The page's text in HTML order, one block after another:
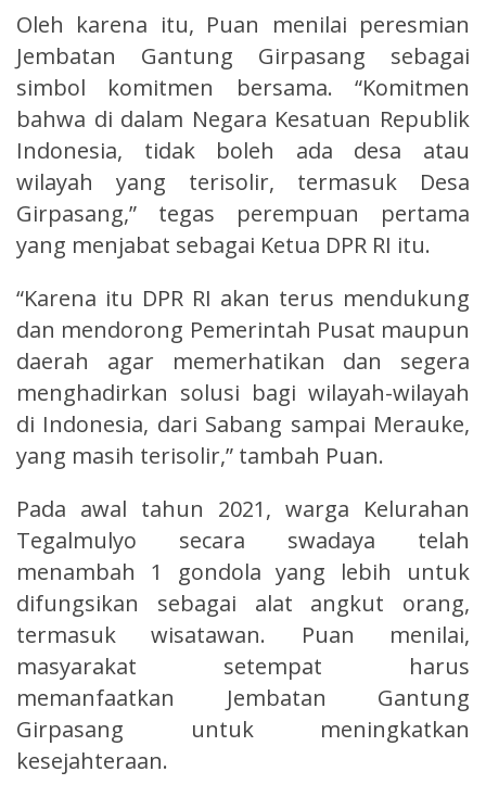
Oleh karena itu, Puan menilai peresmian
Jembatan Gantung Girpasang sebagai
simbol komitmen bersama. “Komitmen
bahwa di dalam Negara Kesatuan Republik
Indonesia, tidak boleh ada desa atau
wilayah yang terisolir, termasuk Desa
Girpasang,” tegas perempuan pertama
yang menjabat sebagai Ketua DPR RI itu.
“Karena itu DPR RI akan terus mendukung
dan mendorong Pemerintah Pusat maupun
daerah agar memerhatikan dan segera
menghadirkan solusi bagi wilayah-wilayah
di Indonesia, dari Sabang sampai Merauke,
yang masih terisolir,” tambah Puan.
Pada awal tahun 2021, warga Kelurahan
Tegalmulyo secara swadaya telah
menambah 1 gondola yang lebih untuk
difungsikan sebagai alat angkut orang,
termasuk wisatawan. Puan menilai,
masyarakat setempat harus
memanfaatkan Jembatan Gantung
Girpasang untuk meningkatkan
kesejahteraan.